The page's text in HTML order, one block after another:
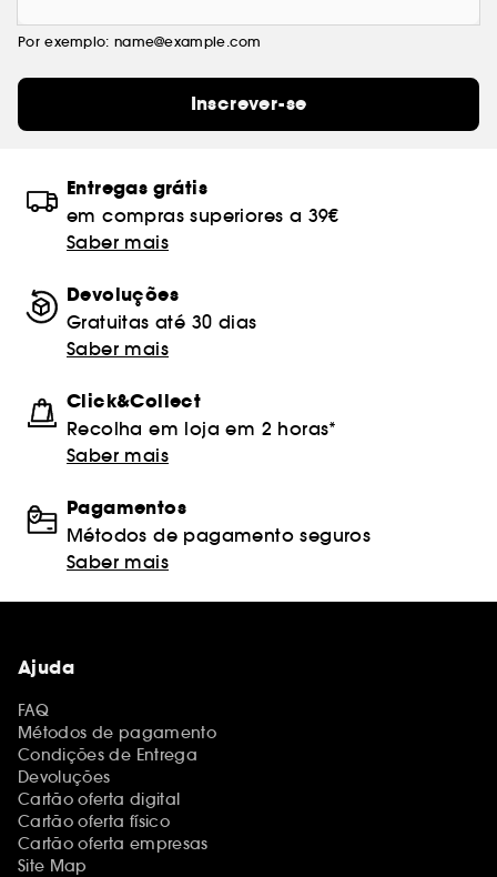
Por exemplo: name@example.com
Inscrever-se
Entregas grátis
em compras superiores a 39€
Saber mais
Devoluções
Gratuitas até 30 dias
Saber mais
Click&Collect
Recolha em loja em 2 horas*
Saber mais
Pagamentos
Métodos de pagamento seguros
Saber mais
Ajuda
FAQ
Métodos de pagamento
Condições de Entrega
Devoluções
Cartão oferta digital
Cartão oferta físico
Cartão oferta empresas
Site Map